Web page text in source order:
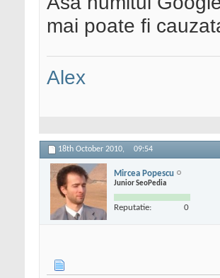
mai poate fi
Alex
18th October 2010, 09:54
Mircea Popescu
Junior SeoPedia
Reputatie: 0